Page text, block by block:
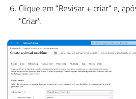
Clique em "Revisar + criar" e,
"Criar".